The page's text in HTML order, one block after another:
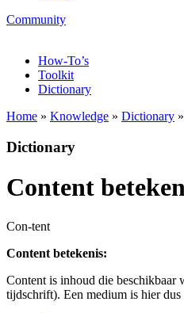
Community
How-To’s
Toolkit
Dictionary
Home » Knowledge » Dictionary
Dictionary
Content
Con-tent
Content betekenis:
Content is inhoud die beschikbaar
tijdschrift). Een medium is hier dus